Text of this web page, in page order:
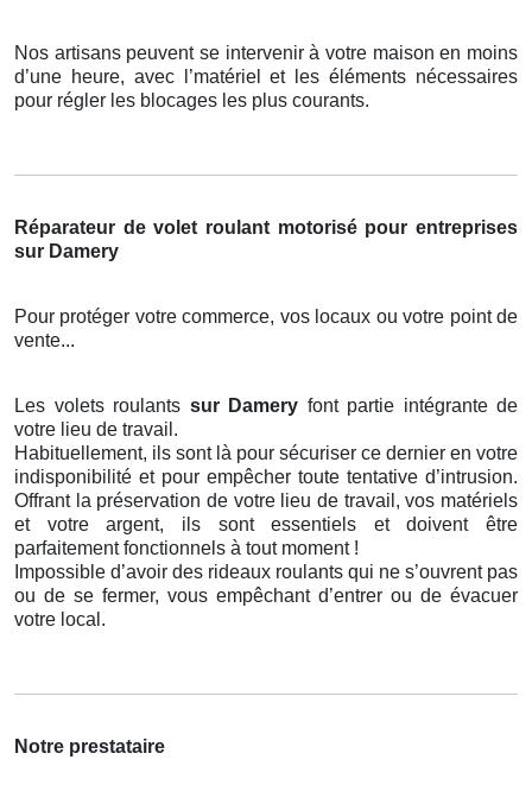
Nos artisans peuvent se intervenir à votre maison en moins
d’une heure, avec l’matériel et les éléments nécessaires
pour régler les blocages les plus courants.
Réparateur de volet roulant motorisé pour entreprises
sur Damery
Pour protéger votre commerce, vos locaux ou votre point de
vente...
Les volets roulants sur Damery font partie intégrante de
votre lieu de travail.
Habituellement, ils sont là pour sécuriser ce dernier en votre
indisponibilité et pour empêcher toute tentative d’intrusion.
Offrant la préservation de votre lieu de travail, vos matériels
et votre argent, ils sont essentiels et doivent être
parfaitement fonctionnels à tout moment !
Impossible d’avoir des rideaux roulants qui ne s’ouvrent pas
ou de se fermer, vous empêchant d’entrer ou de évacuer
votre local.
Notre prestataire